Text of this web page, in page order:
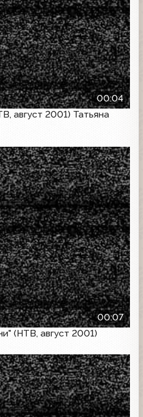
00:04
август 2001) Татьяна
00:07
(НТВ, август 2001)